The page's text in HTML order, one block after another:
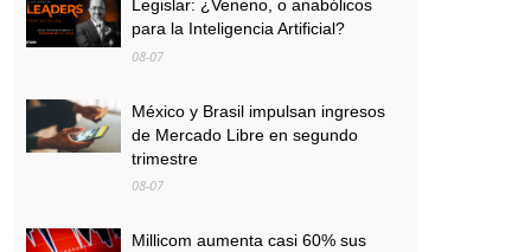
Legislar: ¿Veneno, o anabólicos
para la Inteligencia Artificial?
08-07
México y Brasil impulsan ingresos
de Mercado Libre en segundo
trimestre
08-07
Millicom aumenta casi 60% sus